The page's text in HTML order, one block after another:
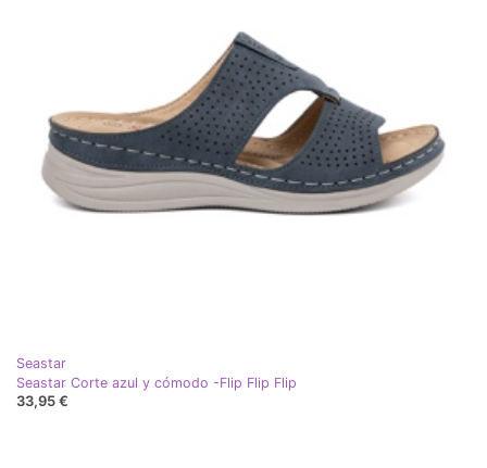
Seastar
Seastar Corte azul y cómodo -Flip Flip Flip
33,95 €